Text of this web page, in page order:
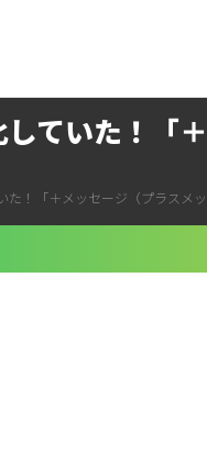
ていた！「
た！「＋メッセージ（プラスメ